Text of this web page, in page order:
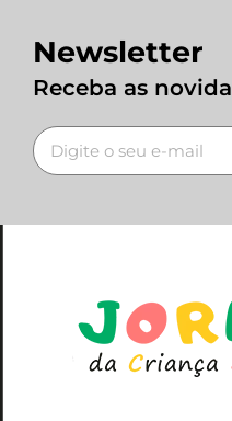
Newsletter
Receba as